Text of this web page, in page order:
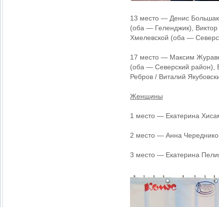
13 место — Денис
(оба — Геленджик),
Хмелевской (оба —
17 место — Максим
(оба — Северский район),
Ребров / Виталий
Женщины
1 место — Екатерина
2 место — Анна
3 место — Екатерина